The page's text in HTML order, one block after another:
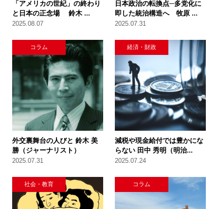
「アメリカの世紀」の終わり
と日本の正念場 鈴木 ...
2025.08.07
日本政治の転換点─多党化に
即した統治構造へ 牧原 ...
2025.07.31
コラム
外交裏舞台の人びと 鈴木 美
勝（ジャーナリスト）
2025.07.31
経済・財政
減税や現金給付では豊かにな
らない 田中 秀明（明治...
2025.07.24
社会・教育 コラム